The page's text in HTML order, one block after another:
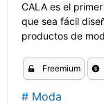
CALA es el
que sea fácil
productos de
Freemium
# Moda